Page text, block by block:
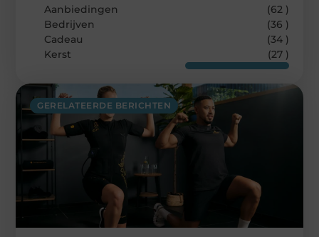
GERELATEERDE BERICHTEN
Aanbiedingen
(62 )
Bedrijven
(36 )
Cadeau
(34 )
Kerst
(27 )